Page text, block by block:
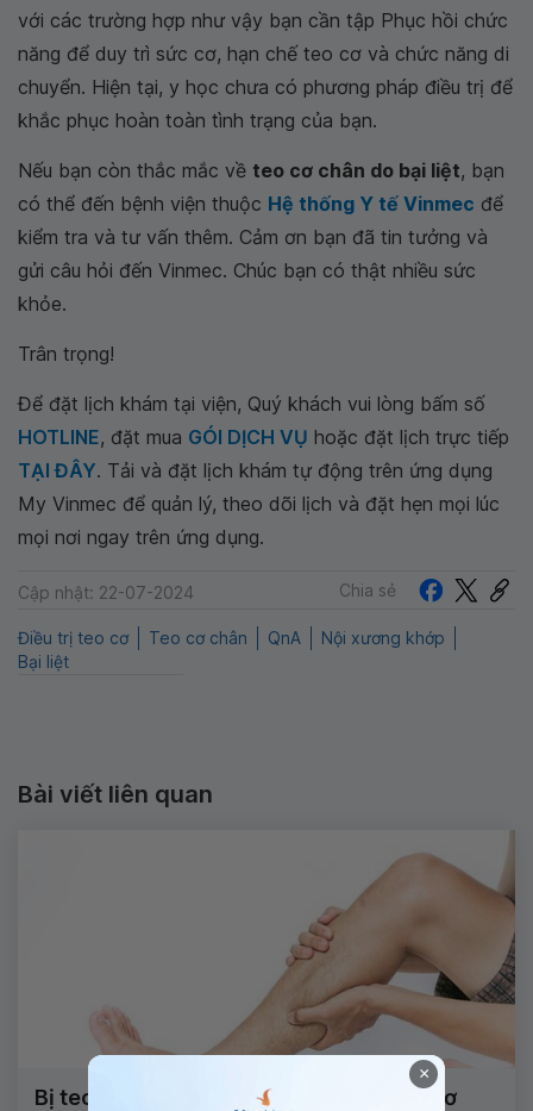
với các trường hợp như vậy bạn cần tập Phục hồi chức
năng để duy trì sức cơ, hạn chế teo cơ và chức năng di
chuyển. Hiện tại, y học chưa có phương pháp điều trị để
khắc phục hoàn toàn tình trạng của bạn.
Nếu bạn còn thắc mắc về teo cơ chân do bại liệt, bạn
có thể đến bệnh viện thuộc Hệ thống Y tế Vinmec để
kiểm tra và tư vấn thêm. Cảm ơn bạn đã tin tưởng và
gửi câu hỏi đến Vinmec. Chúc bạn có thật nhiều sức
khỏe.
Trân trọng!
Để đặt lịch khám tại viện, Quý khách vui lòng bấm số
HOTLINE, đặt mua GÓI DỊCH VỤ hoặc đặt lịch trực tiếp
TẠI ĐÂY. Tải và đặt lịch khám tự động trên ứng dụng
My Vinmec để quản lý, theo dõi lịch và đặt hẹn mọi lúc
mọi nơi ngay trên ứng dụng.
Cập nhật: 22-07-2024 Chia sẻ
Điều trị teo cơ Teo cơ chân QnA
Nội xương khớp
Bại liệt
Bài viết liên quan
Bị teo cơ chân 1 bên là thuộc dạng teo cơ
×